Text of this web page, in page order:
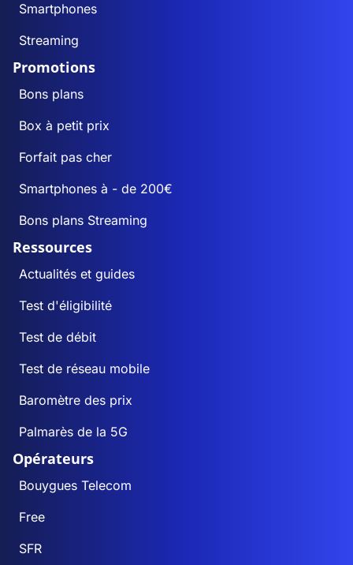
Smartphones
Streaming
Promotions
Bons plans
Box à petit prix
Forfait pas cher
Smartphones à - de 200€
Bons plans Streaming
Ressources
Actualités et guides
Test d'éligibilité
Test de débit
Test de réseau mobile
Baromètre des prix
Palmarès de la 5G
Opérateurs
Bouygues Telecom
Free
SFR